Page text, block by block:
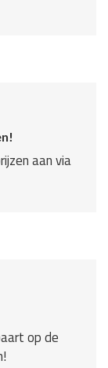
aan via
op de